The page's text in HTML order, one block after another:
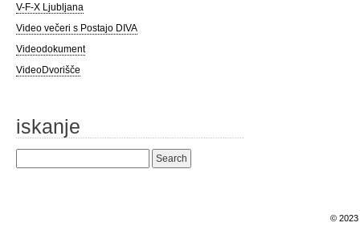
V-F-X Ljubljana
Video večeri s Postajo DIVA
Videodokument
VideoDvorišče
iskanje
for:
© 2023